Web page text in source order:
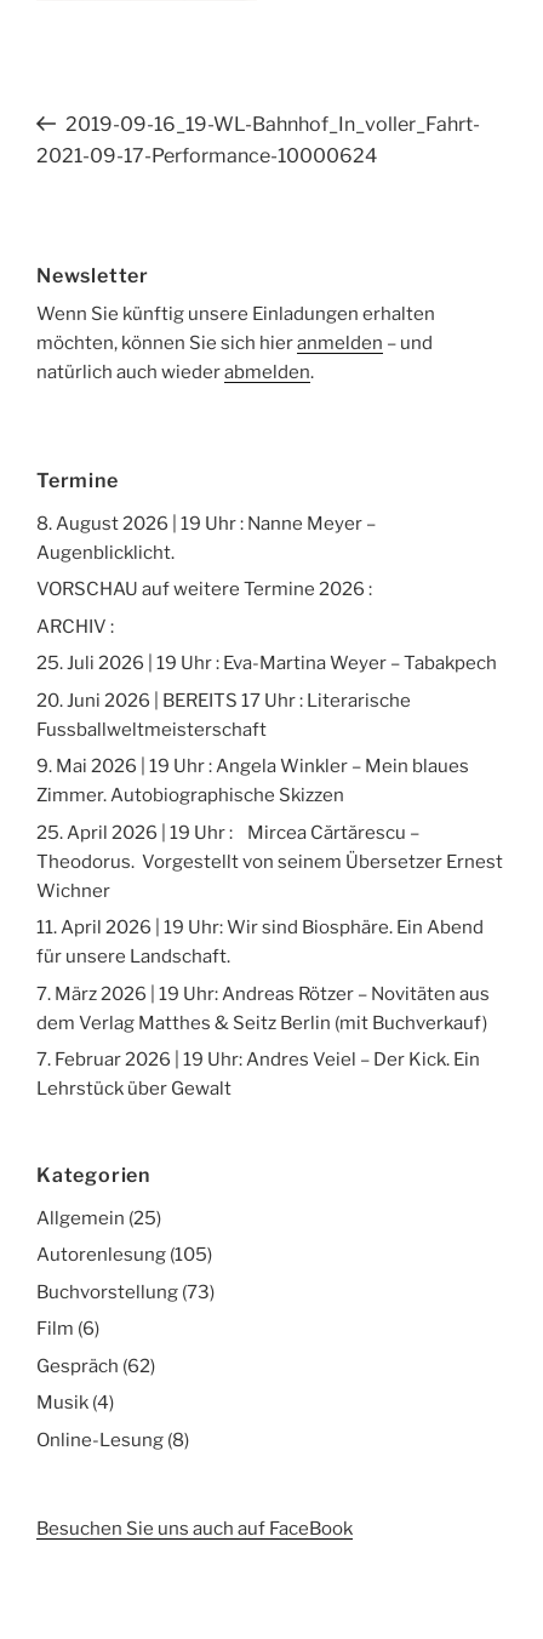
Beitragsnavigation
Vorheriger
Beitrag
2019-09-16_19-WL-Bahnhof_In_voller_Fahrt-
2021-09-17-Performance-10000624
Newsletter
Wenn Sie künftig unsere Einladungen erhalten
möchten, können Sie sich hieranmelden – und
natürlich auch wiederabmelden.
Termine
8. August 2026 | 19 Uhr : Nanne Meyer –
Augenblicklicht.
VORSCHAU auf weitere Termine 2026 :
ARCHIV :
25. Juli 2026 | 19 Uhr : Eva-Martina Weyer – Tabakpech
20. Juni 2026 | BEREITS 17 Uhr : Literarische
Fussballweltmeisterschaft
9. Mai 2026 | 19 Uhr : Angela Winkler – Mein blaues
Zimmer. Autobiographische Skizzen
25. April 2026 | 19 Uhr : Mircea Cărtărescu –
Theodorus. Vorgestellt von seinem Übersetzer Ernest
Wichner
11. April 2026 | 19 Uhr: Wir sind Biosphäre. Ein Abend
für unsere Landschaft.
7. März 2026 | 19 Uhr: Andreas Rötzer – Novitäten aus
dem Verlag Matthes & Seitz Berlin (mit Buchverkauf)
7. Februar 2026 | 19 Uhr: Andres Veiel – Der Kick. Ein
Lehrstück über Gewalt
Kategorien
Allgemein (25)
Autorenlesung (105)
Buchvorstellung (73)
Film (6)
Gespräch (62)
Musik (4)
Online-Lesung (8)
Besuchen Sie uns auch auf FaceBook